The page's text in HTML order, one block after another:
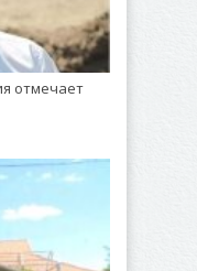
отмечает